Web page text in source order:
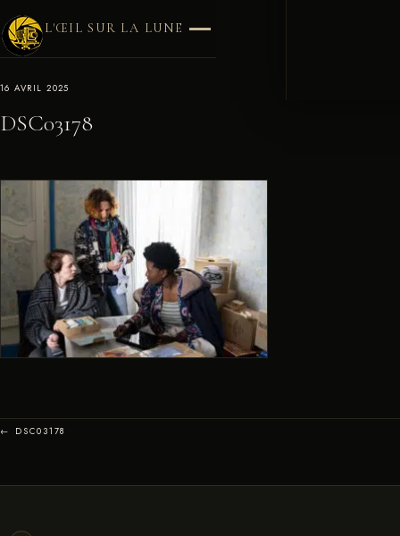
L'ŒIL SUR LA LUNE
16 AVRIL 2025
DSC03178
← DSC03178